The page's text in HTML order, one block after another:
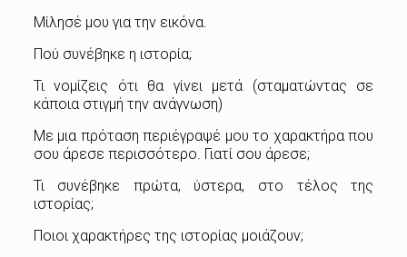
Μίλησέ μου για την εικόνα.
Πού συνέβηκε η ιστορία;
Τι νομίζεις ότι θα γίνει μετά (σταματώντας σε
κάποια στιγμή την ανάγνωση)
Με μια πρόταση περιέγραψέ μου το χαρακτήρα που
σου άρεσε περισσότερο. Γιατί σου άρεσε;
Τι συνέβηκε πρώτα, ύστερα, στο τέλος της
ιστορίας;
Ποιοι χαρακτήρες της ιστορίας μοιάζουν;